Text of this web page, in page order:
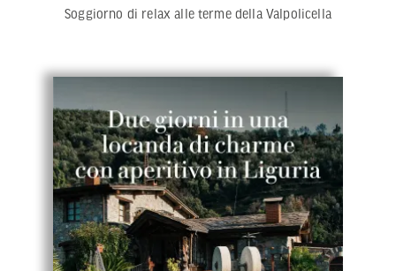
Soggiorno di relax alle terme della Valpolicella